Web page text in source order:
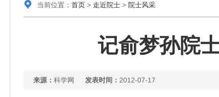
当前位置： 首页> 走近院士> 院士风采
记俞梦孙院
来源： 科学网 发表时间： 2012-07-17